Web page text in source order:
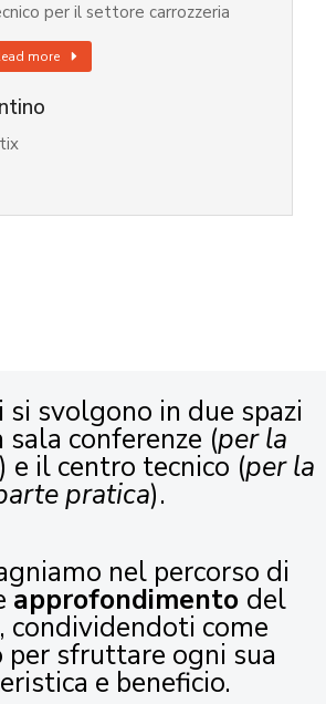
per il settore carrozzeria
more
si svolgono in due spazi
conferenze (per la
) e il centro tecnico (per la
pratica).
nel percorso di
approfondimento del
condividendoti come
sfruttare ogni sua
e beneficio.